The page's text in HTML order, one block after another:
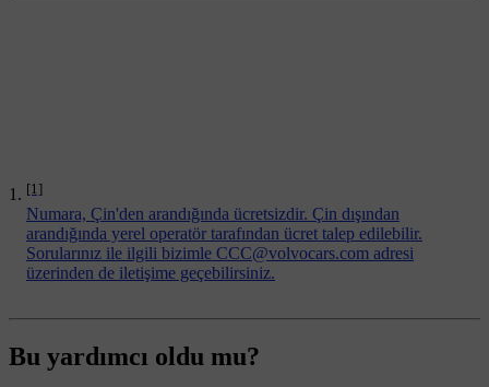
[1]
Numara, Çin'den arandığında ücretsizdir. Çin dışından
arandığında yerel operatör tarafından ücret talep edilebilir.
Sorularınız ile ilgili bizimle CCC@volvocars.com adresi
üzerinden de iletişime geçebilirsiniz.
Bu yardımcı oldu mu?